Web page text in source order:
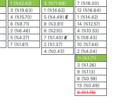
1 (%42.42)
3 (%19.63)
4 (%15.70)
6 (%9.71)
2 (%6.46)
5 (%4.27)
7 (%1.81)
3 (%71.68)
1 (%14.62)
5 (%4.49) E
8 (%3.91)
6 (%2.10)
7 (%1.40) E
2 (%1.37)
4 (%0.43)
7 (%18.00)
12 (%16.64)
1 (%14.42)
14 (%12.57)
4 (%10.53)
5 (%9.43)
10 (%7.44)
2 (%4.04)
11 (%1.71)
3 (%1.26)
9 (%1.13)
8 (%0.59)
13 (%0.49)
6 (%1.75)